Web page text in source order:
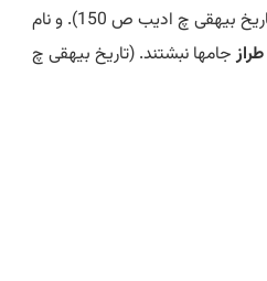
ی سخت باریک. (تاریخ بیهقی چ ادیب ص 150). و نام
طراز جامها نبشتند. (تاریخ بیهقی چ